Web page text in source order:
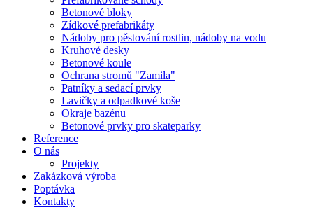
Betonové bloky
Zídkové prefabrikáty
Nádoby pro pěstování rostlin, nádoby na vodu
Kruhové desky
Betonové koule
Ochrana stromů "Zamila"
Patníky a sedací prvky
Lavičky a odpadkové koše
Okraje bazénu
Betonové prvky pro skateparky
Reference
O nás
Projekty
Zakázková výroba
Poptávka
Kontakty